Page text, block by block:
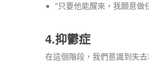
“只要他能醒來，我願意做
4.抑鬱症
在這個階段，我們意識到失